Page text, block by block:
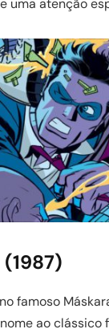
uma atenção
famoso
ao clássico